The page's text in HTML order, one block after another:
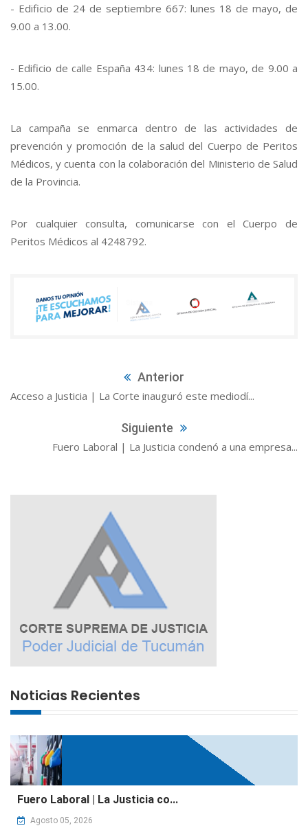
- Edificio de 24 de septiembre 667: lunes 18 de mayo, de
9.00 a 13.00.
- Edificio de calle España 434: lunes 18 de mayo, de 9.00 a
15.00.
La campaña se enmarca dentro de las actividades de
prevención y promoción de la salud del Cuerpo de Peritos
Médicos, y cuenta con la colaboración del Ministerio de Salud
de la Provincia.
Por cualquier consulta, comunicarse con el Cuerpo de
Peritos Médicos al 4248792.
Anterior
Acceso a Justicia | La Corte inauguró este mediodí...
Siguiente
Fuero Laboral | La Justicia condenó a una empresa...
Noticias Recientes
Fuero Laboral | La Justicia co...
Agosto 05, 2026